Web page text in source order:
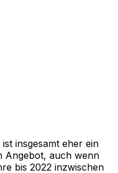
insgesamt eher ein
Angebot, auch wenn
bis 2022 inzwischen